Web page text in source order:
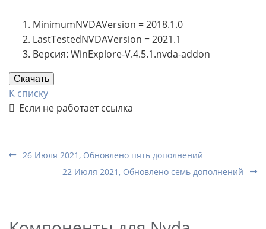
MinimumNVDAVersion = 2018.1.0
LastTestedNVDAVersion = 2021.1
Версия: WinExplore-V.4.5.1.nvda-addon
Скачать
К списку
Если не работает ссылка
26 Июля 2021, Обновлено пять дополнений
22 Июля 2021, Обновлено семь дополнений